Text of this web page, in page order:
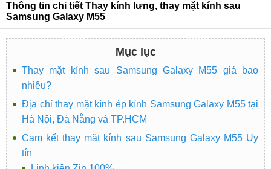
Thông tin chi tiết Thay kính lưng, thay mặt kính sau
Samsung Galaxy M55
Mục lục
Thay mặt kính sau Samsung Galaxy M55 giá bao
nhiêu?
Địa chỉ thay mặt kính ép kính Samsung Galaxy M55 tại
Hà Nội, Đà Nẵng và TP.HCM
Cam kết thay mặt kính sau Samsung Galaxy M55 Uy
tín